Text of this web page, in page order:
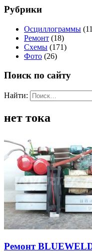
Рубрики
Осциллограммы
Ремонт (18)
Схемы (171)
Фото (26)
Поиск по сайту
Найти:
нет тока
Ремонт